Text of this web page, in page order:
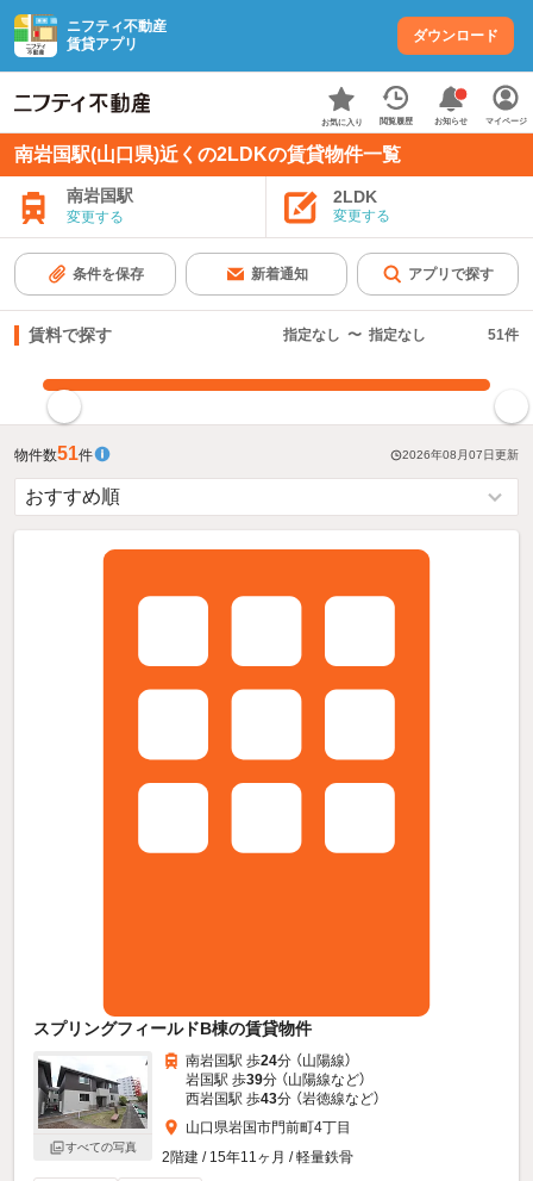
ニフティ不動産
賃貸アプリ
ダウンロード
お気に入り 閲覧履歴 お知らせ マイページ
南岩国駅(山口県)近くの2LDKの賃貸物件一覧
南岩国駅
変更する
2LDK
変更する
条件を保存 新着通知 アプリで探す
賃料で探す 指定なし 〜 指定なし 51件
物件数51件 2026年08月07日更新
スプリングフィールドB棟の賃貸物件
すべての写真
南岩国駅 歩24分 （山陽線）
岩国駅 歩39分 （山陽線など）
西岩国駅 歩43分 （岩徳線など）
山口県岩国市門前町4丁目
2階建 / 15年11ヶ月 / 軽量鉄骨